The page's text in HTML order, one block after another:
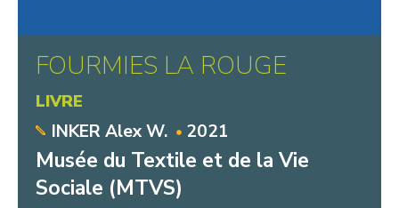
FOURMIES LA ROUGE
LIVRE
INKER Alex W. 2021
Musée du Textile et de la Vie
Sociale (MTVS)